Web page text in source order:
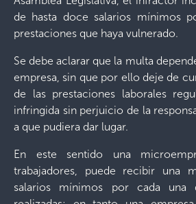
de hasta doce salarios mínimos
prestaciones que haya vulnerado.
Se debe aclarar que la multa
empresa, sin que por ello deje de
de las prestaciones laborales
infringida sin perjuicio de la
a que pudiera dar lugar.
En este sentido una
trabajadores, puede recibir una
salarios mínimos por cada una